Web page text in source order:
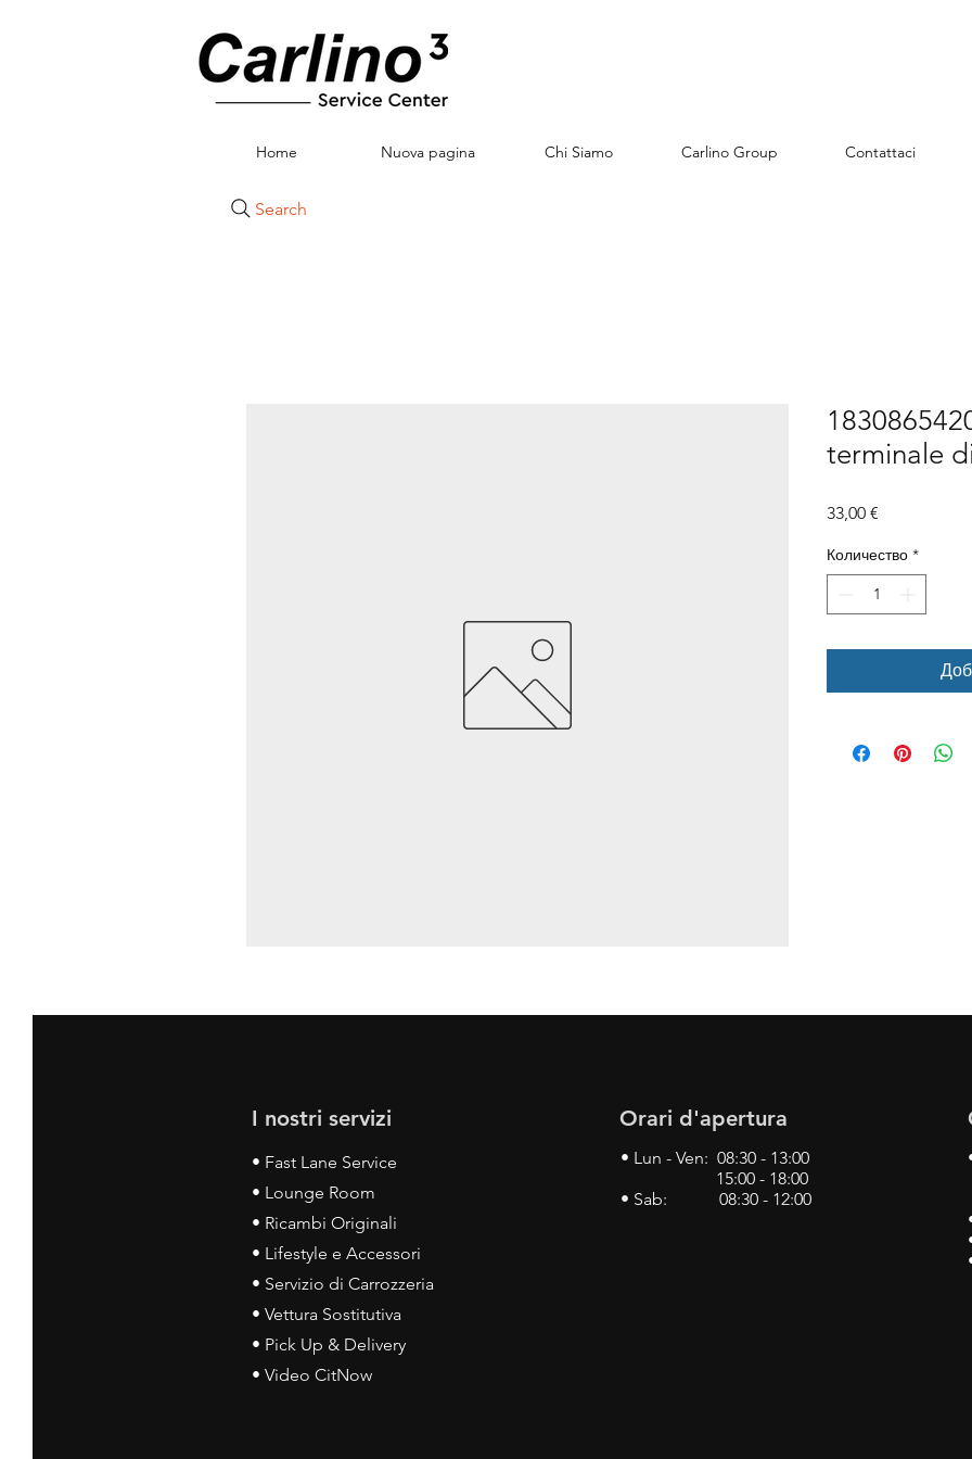
Home Nuova pagina Chi Siamo Carlino Group Contattaci
Search
terminale
33,00 €
Количество *
I nostri servizi
• Fast Lane Service
• Lounge Room
• Ricambi Originali
• Lifestyle e Accessori
• Servizio di Carrozzeria
• Vettura Sostitutiva
• Pick Up & Delivery
• Video CitNow
Orari d'apertura
• Lun - Ven: 08:30 - 13:00
15:00 - 18:00
• Sab: 08:30 - 12:00